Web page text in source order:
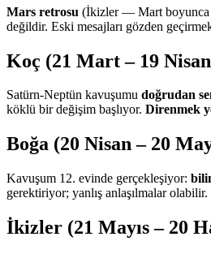
Mars retrosu (İkizler — Mart boyunca
değildir. Eski mesajları gözden
Koç (21 Mart – 19
Satürn-Neptün kavuşumu doğrudan
köklü bir değişim başlıyor. Direnmek
Boğa (20 Nisan – 20
Kavuşum 12. evinde gerçekleşiyor:
gerektiriyor; yanlış anlaşılmalar olabilir.
İkizler (21 Mayıs – 20